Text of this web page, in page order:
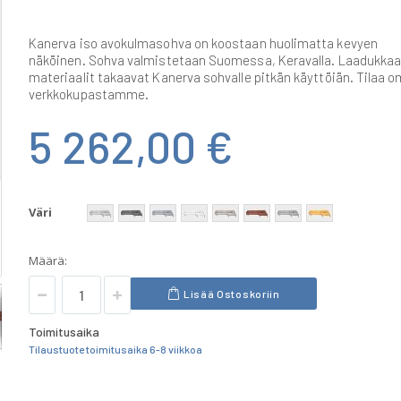
Kanerva iso avokulmasohva on koostaan huolimatta kevyen
näköinen. Sohva valmistetaan Suomessa, Keravalla.
materiaalit takaavat Kanerva sohvalle pitkän käyttöiän. Tilaa
verkkokupastamme.
5 262,00 €
Väri
Määrä:
Lisää Ostoskoriin
Toimitusaika
Tilaustuote toimitusaika 6-8 viikkoa